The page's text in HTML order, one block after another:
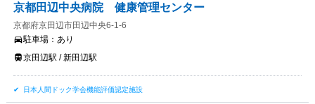
京都田辺中央病院 健康管理センター
京都府京田辺市田辺中央6-1-6
駐車場： あり
京田辺駅 / 新田辺駅
日本人間ドック学会機能評価認定施設